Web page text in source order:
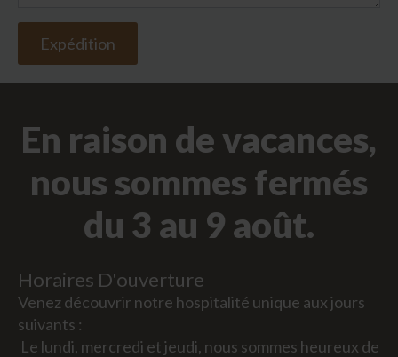
Expédition
En raison de vacances,
nous sommes fermés
du 3 au 9 août.
Horaires D'ouverture
Venez découvrir notre hospitalité unique aux jours
suivants :
Le lundi, mercredi et jeudi, nous sommes heureux de